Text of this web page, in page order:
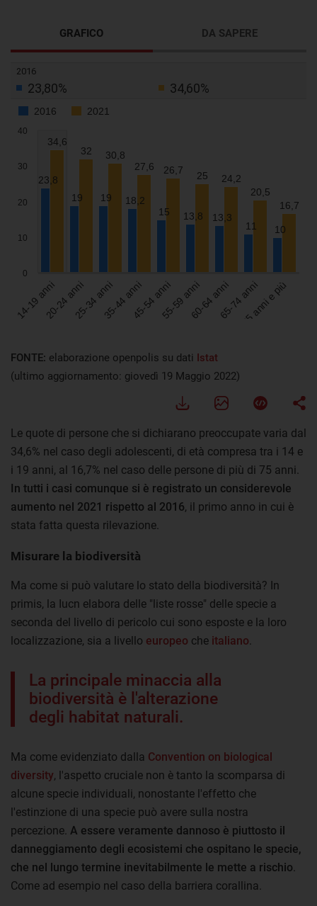
GRAFICO DA SAPERE
FONTE: elaborazione openpolis su dati Istat
(ultimo aggiornamento: giovedì 19 Maggio 2022)
Le quote di persone che si dichiarano preoccupate varia dal
34,6% nel caso degli adolescenti, di età compresa tra i 14 e
i 19 anni, al 16,7% nel caso delle persone di più di 75 anni.
In tutti i casi comunque si è registrato un considerevole
aumento nel 2021 rispetto al 2016, il primo anno in cui è
stata fatta questa rilevazione.
Misurare la biodiversità
Ma come si può valutare lo stato della biodiversità? In
primis, la Iucn elabora delle "liste rosse" delle specie a
seconda del livello di pericolo cui sono esposte e la loro
localizzazione, sia a livello europeo che italiano
La principale minaccia alla
biodiversità è l'alterazione
degli habitat naturali.
Ma come evidenziato dalla Convention on biological
diversity, l'aspetto cruciale non è tanto la scomparsa di
alcune specie individuali, nonostante l'effetto che
l'estinzione di una specie può avere sulla nostra
percezione. A essere veramente dannoso è piuttosto il
danneggiamento degli ecosistemi che ospitano le specie,
che nel lungo termine inevitabilmente le mette a rischio
Come ad esempio nel caso della barriera corallina.